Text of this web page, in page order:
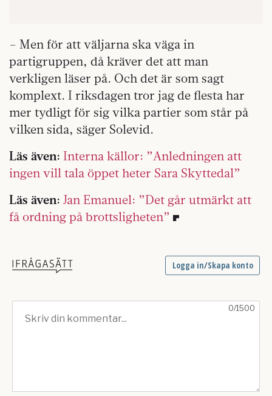
– Men för att väljarna ska väga in
partigruppen, då kräver det att man
verkligen läser på. Och det är som sagt
komplext. I riksdagen tror jag de flesta har
mer tydligt för sig vilka partier som står på
vilken sida, säger Solevid.
Läs även: Interna källor: ”Anledningen att
ingen vill tala öppet heter Sara Skyttedal”
Läs även: Jan Emanuel: ”Det går utmärkt att
få ordning på brottsligheten”